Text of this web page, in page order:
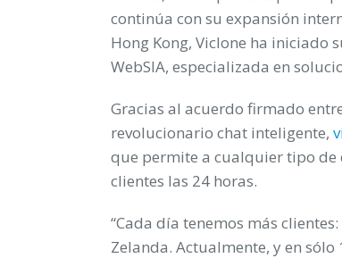
continúa con su expansión
Hong Kong, Viclone ha iniciado
WebSIA, especializada en
Gracias al acuerdo firmado
revolucionario chat inteligente,
que permite a cualquier tipo de
clientes las 24 horas.
“Cada día tenemos más
Zelanda. Actualmente, y en